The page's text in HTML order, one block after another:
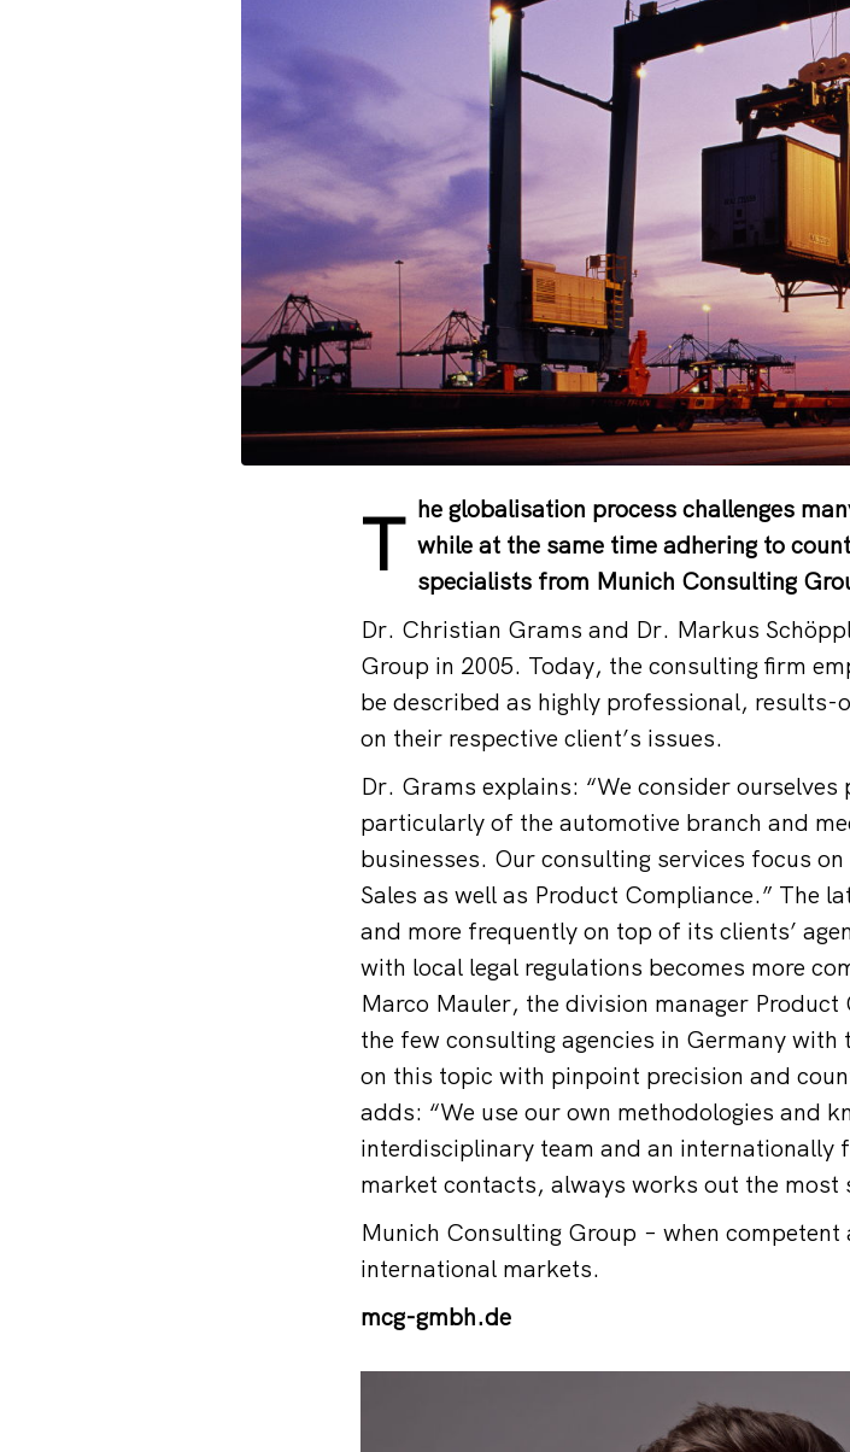
T he globalisation process challenges
while at the same time adhering to
specialists from Munich Consulting
Dr. Christian Grams and Dr. Markus
Group in 2005. Today, the consulting firm
be described as highly professional,
on their respective client’s issues.
Dr. Grams explains: “We consider
particularly of the automotive branch and
businesses. Our consulting services focus
Sales as well as Product Compliance.” The
and more frequently on top of its clients’
with local legal regulations becomes more
Marco Mauler, the division manager
the few consulting agencies in Germany
on this topic with pinpoint precision and
adds: “We use our own methodologies and
interdisciplinary team and an internationally
market contacts, always works out the most
Munich Consulting Group − when competent
international markets.
mcg-gmbh.de